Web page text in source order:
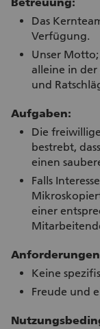
Das
Verfügung.
Unser
alleine in
und
Aufgaben:
Die
bestrebt,
einen
Falls
einer
Keine
Freude und